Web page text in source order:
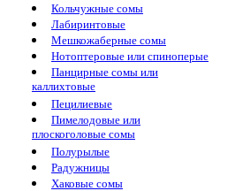
Кольчужные сомы
Лабиринтовые
Мешкожаберные сомы
Нотоптеровые или спиноперые
Панцирные сомы или
каллихтовые
Пецилиевые
Пимелодовые или
плоскоголовые сомы
Полурылые
Радужницы
Хаковые сомы